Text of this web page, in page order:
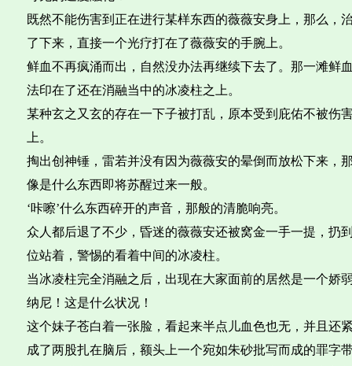
既然不能伤害到正在进行某样东西的薇薇安身上，那么，
了下来，直接一个光疗打在了薇薇安的手腕上。
鲜血不再疯涌而出，自然没办法再继续下去了。那一滩鲜
法印在了还在消融当中的冰凌柱之上。
某种玄之又玄的存在一下子被打乱，原本受到庇佑不被伤
上。
掏出创神锤，雷若并没有因为薇薇安的晕倒而放松下来，
像是什么东西即将苏醒过来一般。
‘咔嚓’什么东西碎开的声音，那般的清脆响亮。
众人都后退了不少，昏迷的薇薇安还被窝金一手一提，扔
位站着，警惕的看着中间的冰凌柱。
当冰凌柱完全消融之后，出现在大家面前的居然是一个娇
纳尼！这是什么状况！
这个妹子苍白着一张脸，看起来半点儿血色也无，并且还
成了两股扎在脑后，额头上一个宛如朱砂批写而成的罪字